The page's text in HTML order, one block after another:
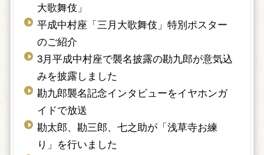
大歌舞伎」
平成中村座「三月大歌舞伎」特別ポスター
のご紹介
3月平成中村座で襲名披露の勘九郎が意気込
みを披露しました
勘九郎襲名記念インタビューをイヤホンガ
イドで放送
勘太郎、勘三郎、七之助が「浅草寺お練
り」を行いました